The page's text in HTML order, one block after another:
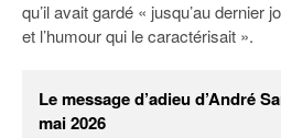
qu’il avait gardé « jusqu’au dernier
et l’humour qui le caractérisait ».
Le message d’adieu d’André
mai 2026